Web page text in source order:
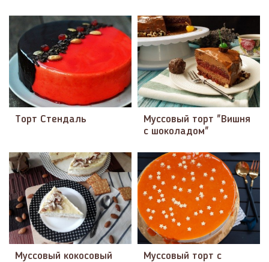
Торт Стендаль
Муссовый торт "Вишня
с шоколадом"
Муссовый кокосовый
Муссовый торт с